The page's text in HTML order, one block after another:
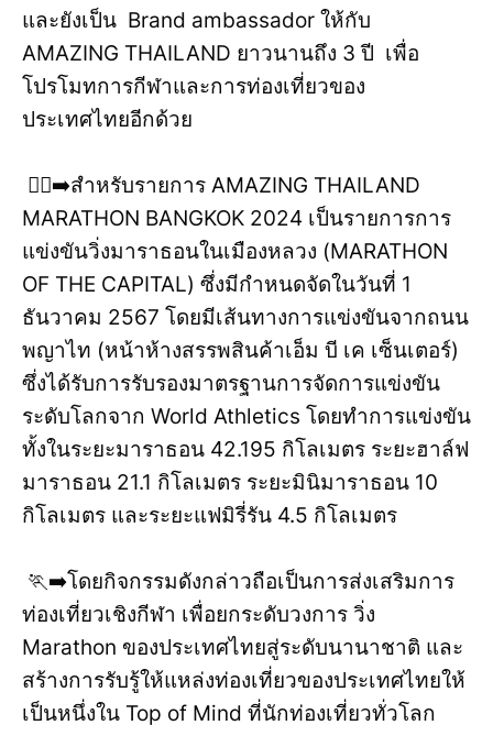
และยังเป็น Brand ambassador ให้กับ
AMAZING THAILAND ยาวนานถึง 3 ปี เพื่อ
โปรโมทการกีฬาและการท่องเที่ยวของ
ประเทศไทยอีกด้วย
🏃‍♂️‍➡️สำหรับรายการ AMAZING THAILAND
MARATHON BANGKOK 2024 เป็นรายการการ
แข่งขันวิ่งมาราธอนในเมืองหลวง (MARATHON
OF THE CAPITAL) ซึ่งมีกำหนดจัดในวันที่ 1
ธันวาคม 2567 โดยมีเส้นทางการแข่งขันจากถนน
พญาไท (หน้าห้างสรรพสินค้าเอ็ม บี เค เซ็นเตอร์)
ซึ่งได้รับการรับรองมาตรฐานการจัดการแข่งขัน
ระดับโลกจาก World Athletics โดยทำการแข่งขัน
ทั้งในระยะมาราธอน 42.195 กิโลเมตร ระยะฮาล์ฟ
มาราธอน 21.1 กิโลเมตร ระยะมินิมาราธอน 10
กิโลเมตร และระยะแฟมิรี่รัน 4.5 กิโลเมตร
🏃‍➡️โดยกิจกรรมดังกล่าวถือเป็นการส่งเสริมการ
ท่องเที่ยวเชิงกีฬา เพื่อยกระดับวงการ วิ่ง
Marathon ของประเทศไทยสู่ระดับนานาชาติ และ
สร้างการรับรู้ให้แหล่งท่องเที่ยวของประเทศไทยให้
เป็นหนึ่งใน Top of Mind ที่นักท่องเที่ยวทั่วโลก